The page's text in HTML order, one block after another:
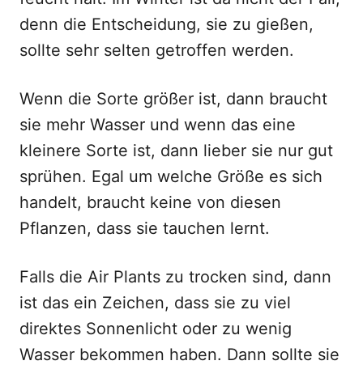
denn die Entscheidung, sie zu gießen,
sollte sehr selten getroffen werden.
Wenn die Sorte größer ist, dann braucht
sie mehr Wasser und wenn das eine
kleinere Sorte ist, dann lieber sie nur gut
sprühen. Egal um welche Größe es sich
handelt, braucht keine von diesen
Pflanzen, dass sie tauchen lernt.
Falls die Air Plants zu trocken sind, dann
ist das ein Zeichen, dass sie zu viel
direktes Sonnenlicht oder zu wenig
Wasser bekommen haben. Dann sollte sie